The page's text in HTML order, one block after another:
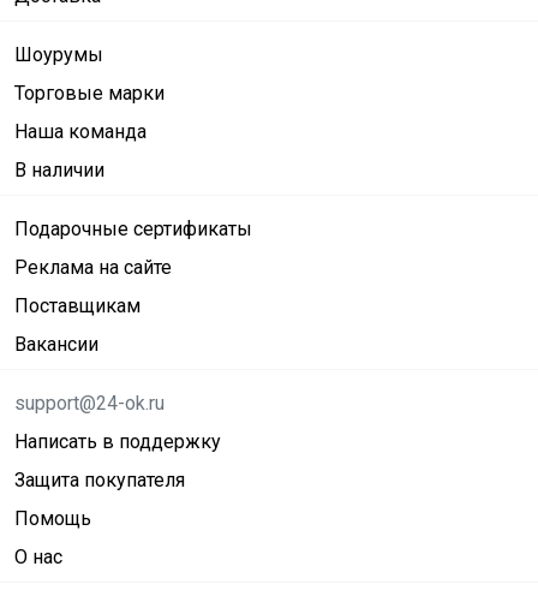
Шоурумы
Торговые марки
Наша команда
В наличии
Подарочные сертификаты
Реклама на сайте
Поставщикам
Вакансии
support@24-ok.ru
Написать в поддержку
Защита покупателя
Помощь
О нас